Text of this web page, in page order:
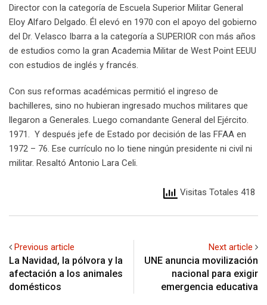
Director con la categoría de Escuela Superior Militar General
Eloy Alfaro Delgado. Él elevó en 1970 con el apoyo del gobierno
del Dr. Velasco Ibarra a la categoría a SUPERIOR con más años
de estudios como la gran Academia Militar de West Point EEUU
con estudios de inglés y francés.
Con sus reformas académicas permitió el ingreso de
bachilleres, sino no hubieran ingresado muchos militares que
llegaron a Generales. Luego comandante General del Ejército.
1971. Y después jefe de Estado por decisión de las FFAA en
1972 – 76. Ese currículo no lo tiene ningún presidente ni civil ni
militar. Resaltó Antonio Lara Celi.
Visitas Totales 418
Previous article
La Navidad, la pólvora y la
afectación a los animales
domésticos
Next article
UNE anuncia movilización
nacional para exigir
emergencia educativa